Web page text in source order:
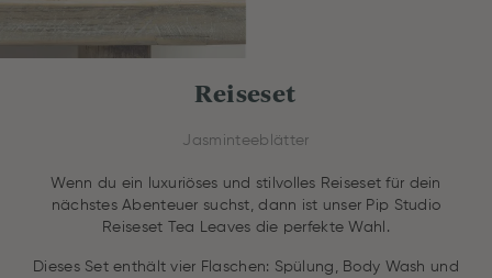
Reiseset
Jasminteeblätter
Wenn du ein luxuriöses und stilvolles Reiseset für dein
nächstes Abenteuer suchst, dann ist unser Pip Studio
Reiseset Tea Leaves die perfekte Wahl.
Dieses Set enthält vier Flaschen: Spülung, Body Wash und